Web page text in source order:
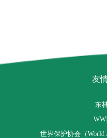
友
东
世界保护协会（World